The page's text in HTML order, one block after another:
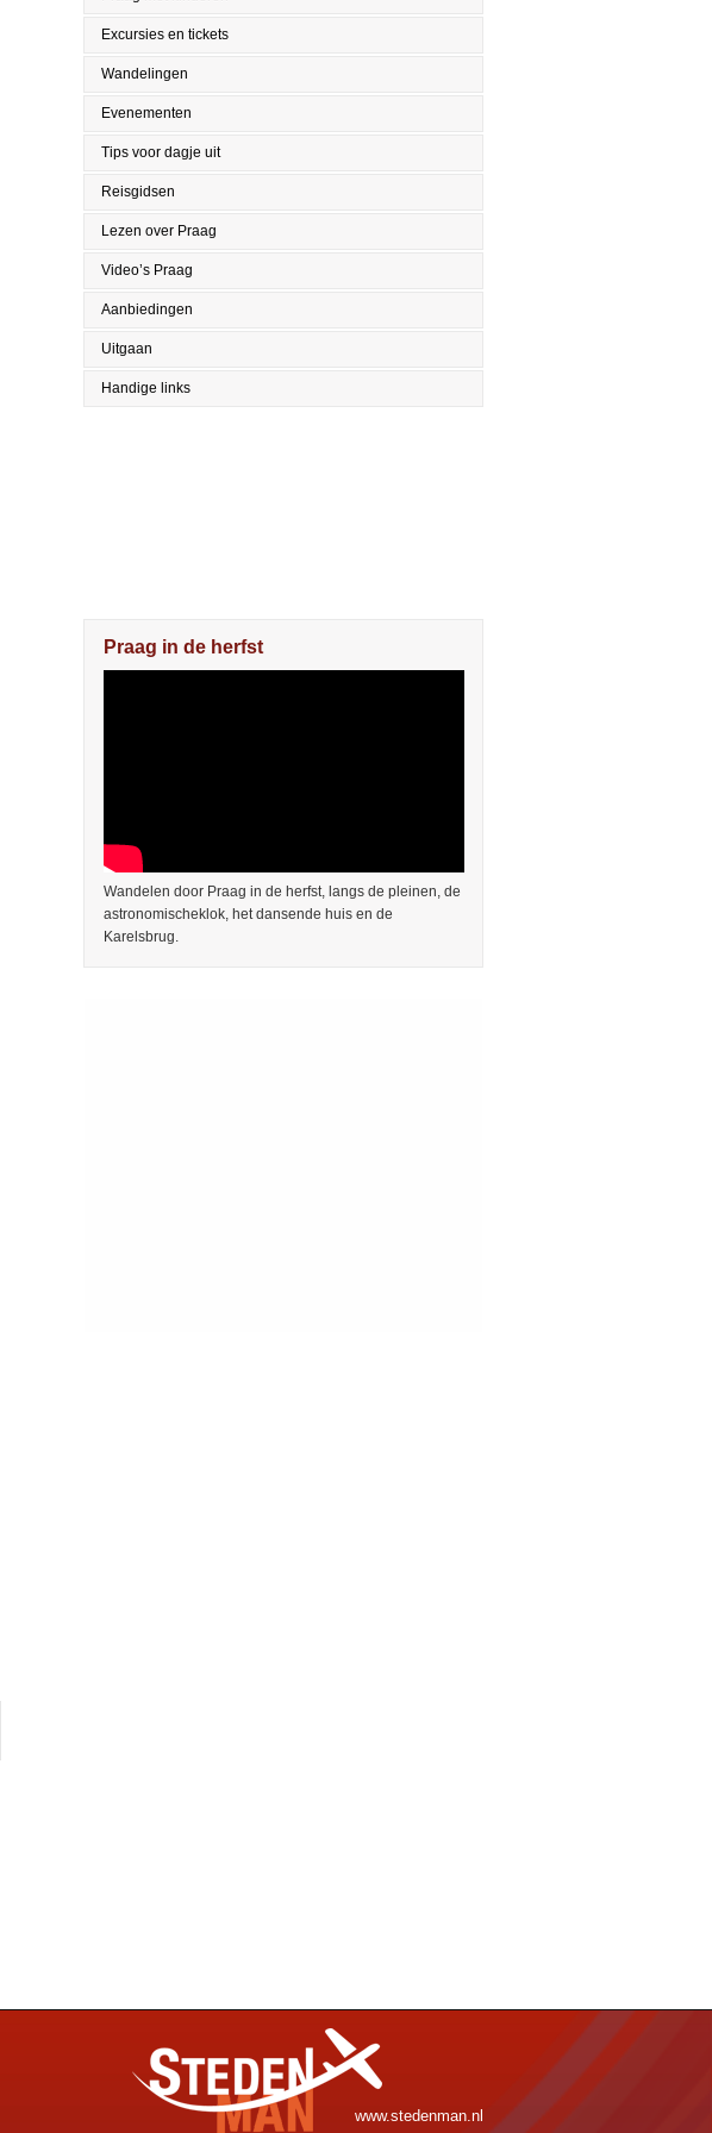
Excursies en tickets
Wandelingen
Evenementen
Tips voor dagje uit
Reisgidsen
Lezen over Praag
Video’s Praag
Aanbiedingen
Uitgaan
Handige links
Praag in de herfst
Wandelen door Praag in de herfst, langs de pleinen, de
astronomischeklok, het dansende huis en de
Karelsbrug.
www.stedenman.nl